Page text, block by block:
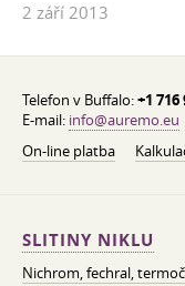
2 září 2013
Telefon v Buffalo:+1 716
E-mail: info@auremo.eu
On-line platba
SLITINY NIKLU
Nichrom, fechral,